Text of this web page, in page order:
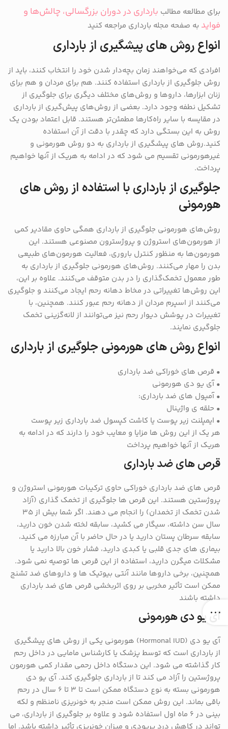
برای مطالعه مطالب بارداری در دوران بزرگسالی، چالش‌ها و
فواید به صفحه مجله بارداری مراجعه کنید
انواع روش های پیشگیری از بارداری
افرادی که می‌خواهند زمان بچه‌دار شدن خود را انتخاب کنند، باید از
روش جلوگیری از بارداری استفاده کنند. هم برای مردان و هم برای
زنان ابزارها، داروها و روش‌های مختلف دیگری برای جلوگیری از
تشکیل نطفه وجود دارد. بعضی از روش‌های پیش‌گیری از بارداری
در مقایسه با سایر راه‌کارها مطمئن‌تر هستند. قابل اعتماد بودن یک
روش به این بستگی دارد که چقدر با دقت از آن استفاده
کنید.روش های پیشگیری از بارداری به دو روش هورمونی و
غیرهورمونی تقسیم می شود که در ادامه به هریک از آنها خواهیم
پرداخت.
جلوگیری از بارداری با استفاده از روش های
هورمونی
روش‌های هورمونی جلوگیری از بارداری همگی حاوی مقادیر کمی
از هورمون‌های استروژن و پروژسترون مصنوعی هستند. این
هورمون‌ها به منظور کنترل باروری، فعالیت هورمون‌های طبیعی
بدن را مهار می‌کنند. روش‌های هورمونی جلوگیری از بارداری به
طور معمول تخمک‌گذاری را در بدن متوقف می‌کنند. علاوه بر این،
این روش‌ها تغییراتی در مخاط دهانه رحم ایجاد می‌کنند و جلوگیری
می‌کنند از اسپرم مردان از دهانه رحم عبور کنند. همچنین، با
تغییرات در پوشش دیوار رحم نیز می‌توانند از لانه‌گزینی تخمک
جلوگیری نمایند.
انواع روش های هورمونی جلوگیری از بارداری
• قرص های خوراکی ضد بارداری
• آی یو دی هورمونی
• آمپول های ضد بارداری:
• حلقه ی واژینال
• ایمپلنت زیر پوست یا کاشت کپسول ضد بارداری زیر پوست
هر یک از این روش ها مزایا و معایب خود را دارند که در ادامه به
هریک از آنها خواهیم پرداخت
قرص های ضد بارداری
قرص های ضد بارداری خوراکی حاوی ترکیبات هورمونی استروژن و
پروژستین هستند. این قرص ها جلوگیری از تخمک گذاری (آزاد
شدن تخمک از تخمدان) را انجام می دهند. اگر شما بیش از ۳۵
سال سن داشته، سیگار می کشید، سابقه لخته شدن خون دارید،
سابقه سرطان پستان دارید یا در حال حاضر با آن مبارزه می کنید،
بیماری های جدی قلبی یا کبدی دارید، فشار خون بالا دارید یا
مشکلات میگرن دارید، استفاده از این قرص ها توصیه نمی شود.
همچنین، برخی داروها مانند آنتی بیوتیک ها و داروهای ضد تشنج
ممکن است تأثیر مخربی بر روی اثربخشی قرص های ضد بارداری
داشته باشند
آی‌ یو ‌دی هورمونی
آی یو دی (Hormonal IUD) هورمونی یکی از روش های پیشگیری
از بارداری است که توسط پزشک یا کارشناس مامایی در داخل رحم
کار گذاشته می شود. این دستگاه داخل رحمی مقدار کمی هورمون
پروژستین را آزاد می کند تا از بارداری جلوگیری کند. آی یو دی
هورمونی بسته به نوع دستگاه ممکن است تا ۳ تا ۶ سال در رحم
باقی بماند. این روش ممکن است منجر به خونریزی نامنظم و لکه
بینی در ۶ ماه اول استفاده شود و علاوه بر جلوگیری از بارداری، می
تواند در کاهش درد پریودی و میزان خونریزی تأثیر داشته باشد. اما